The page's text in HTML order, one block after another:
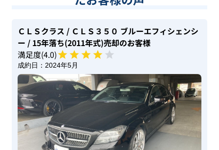
ＣＬＳクラス / ＣＬＳ３５０ ブルーエフィシェンシ
ー / 15年落ち(2011年式)売却のお客様
満足度(4.0)
成約日： 2024年5月